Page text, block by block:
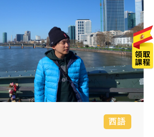
西語